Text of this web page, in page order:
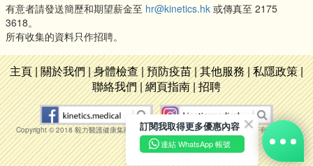
有意者請發送簡歷和期望薪金至 hr@kinetics.hk 或傳真至 2175
3618。
所有收集的資料只作招聘。
主頁|關於我們|身體檢查|預防疫苗|其他服務|私隱政策|
聯絡我們|網頁指南|招聘
Copyright © 2018 毅力醫護健康集團 Kinetics Medical & Health Group 版權所有 不得轉載
訂閱我取得更多優惠內容
連結 WhatsApp 帳號